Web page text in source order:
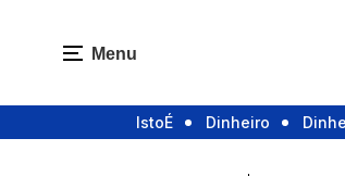
Menu
IstoÉ Dinheiro